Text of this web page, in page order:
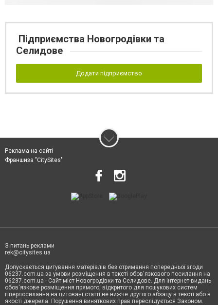
Підприємства Новогродівки та
Селидове
Додати підприємство
Реклама на сайті
Франшиза "CitySites"
З питань реклами
rek@citysites.ua
Допускається цитування матеріалів без отримання попередньої згоди
06237.com.ua за умови розміщення в тексті обов'язкового посилання на
06237.com.ua - Сайт міст Новогродівки та Селидове. Для інтернет-видань
обов'язкове розміщення прямого, відкритого для пошукових систем
гіперпосилання на цитовані статті не нижче другого абзацу в тексті або в
якості джерела. Порушення виняткових прав переслідується Законом.